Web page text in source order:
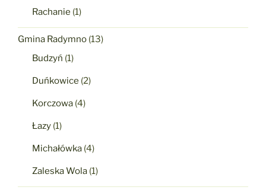
Rachanie (1)
Gmina Radymno (13)
Budzyń (1)
Duńkowice (2)
Korczowa (4)
Łazy (1)
Michałówka (4)
Zaleska Wola (1)